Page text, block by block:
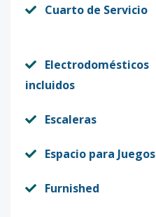
Cuarto de Servicio
Electrodomésticos
incluidos
Escaleras
Espacio para Juegos
Furnished